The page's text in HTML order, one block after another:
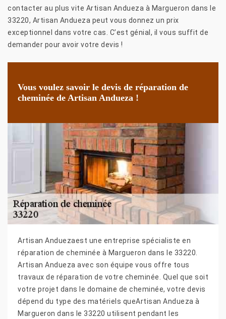
contacter au plus vite Artisan Andueza à Margueron dans le
33220, Artisan Andueza peut vous donnez un prix
exceptionnel dans votre cas. C’est génial, il vous suffit de
demander pour avoir votre devis !
Vous voulez savoir le devis de réparation de
cheminée de Artisan Andueza !
Artisan Anduezaest une entreprise spécialiste en
réparation de cheminée à Margueron dans le 33220.
Artisan Andueza avec son équipe vous offre tous
travaux de réparation de votre cheminée. Quel que soit
votre projet dans le domaine de cheminée, votre devis
dépend du type des matériels queArtisan Andueza à
Margueron dans le 33220 utilisent pendant les